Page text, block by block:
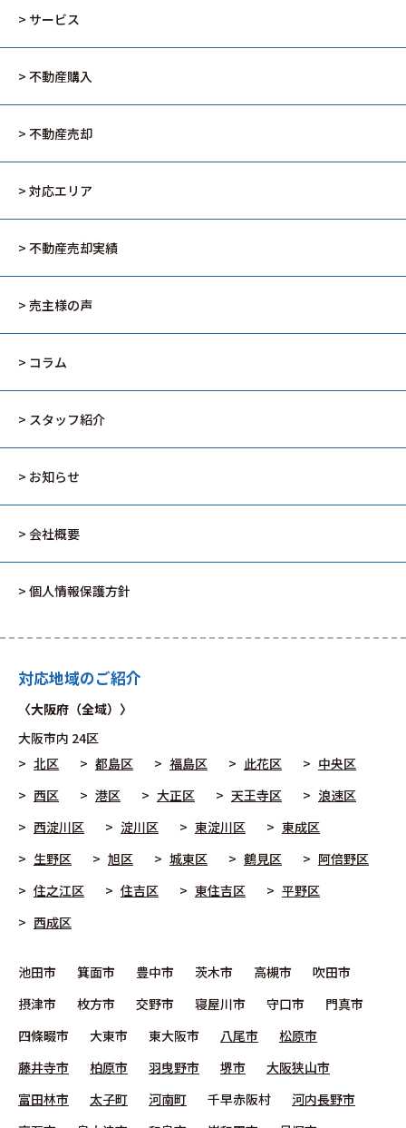
> サービス
> 不動産購入
> 不動産売却
> 対応エリア
> 不動産売却実績
> 売主様の声
> コラム
> スタッフ紹介
> お知らせ
> 会社概要
> 個人情報保護方針
対応地域のご紹介
〈大阪府（全域）〉
大阪市内 24区
北区
都島区 福島区 此花区
中央区
西区
港区 大正区 天王寺区
浪速区
西淀川区
淀川区 東淀川区
東成区
生野区
旭区 城東区 鶴見区
阿倍野区
住之江区
住吉区 東住吉区
平野区
西成区
池田市 箕面市 豊中市 茨木市 高槻市
吹田市
摂津市
枚方市 交野市 寝屋川市 守口市
門真市
四條畷市
大東市 東大阪市 八尾市
松原市
藤井寺市
柏原市 羽曳野市 堺市
大阪狭山市
富田林市
太子町 河南町 千早赤阪村
河内長野市